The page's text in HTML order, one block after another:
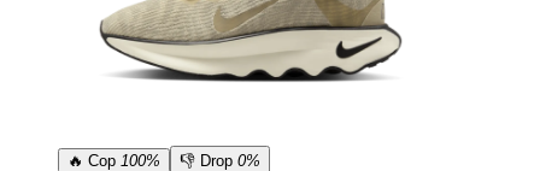
🔥 Cop 100% 👎 Drop 0%